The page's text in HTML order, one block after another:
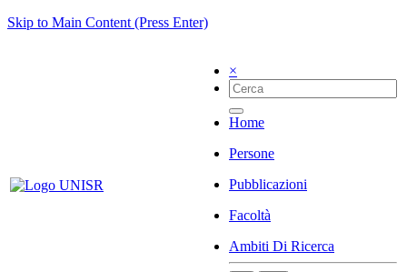
Skip to Main Content (Press Enter)
×
Home
Persone
Pubblicazioni
Facoltà
Ambiti Di Ricerca